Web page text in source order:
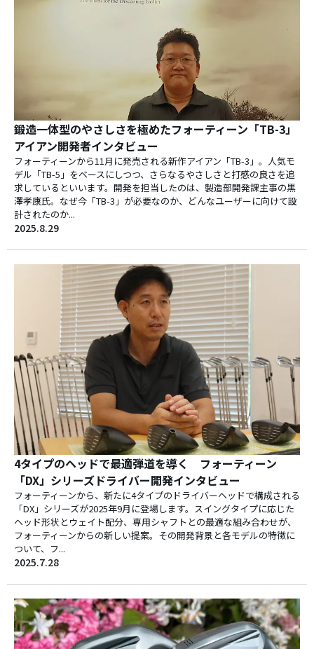
鍛造一体型のやさしさを極めたフォーティーン「TB-3」
アイアン開発者インタビュー
フォーティーンから11月に発売される新作アイアン「TB-3」。人気モ
デル「TB-5」をベースにしつつ、さらなるやさしさと打感の良さを追
求しているといいます。開発を担当したのは、製造部開発課主事の黒
澤孝康氏。なぜ今「TB-3」が必要なのか、どんなユーザーに向けて設
計されたのか...
2025.8.29
4タイプのヘッドで最適弾道を導く フォーティーン
「DX」シリーズドライバー開発インタビュー
フォーティーンから、新たに4タイプのドライバーヘッドで構成される
「DX」シリーズが2025年9月に登場します。スイングタイプに応じた
ヘッド形状とウェイト配分、専用シャフトとの最適な組み合わせが、
フォーティーンからの新しい提案。その開発背景と各モデルの特徴に
ついて、フ...
2025.7.28